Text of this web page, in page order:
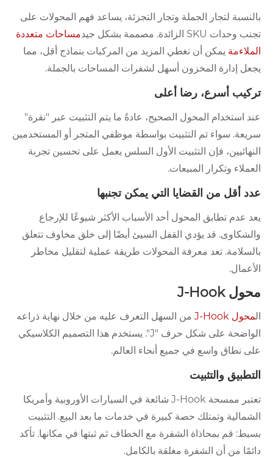
بالنسبة لتجار الجملة وتجار التجزئة، يساعد فهم المحولات على
تجنب وحدات SKU الزائدة. مصممة بشكل جيد
مساحات متعددة
الملاءمة يمكن أن تغطي المزيد من المركبات بنماذج أقل، مما
يجعل إدارة المخزون أسهل لشفرات المساحات بالجملة.
تركيب أسرع، رضا أعلى
عند استخدام المحول الصحيح، عادةً ما يتم التثبيت عبر "نقرة"
سريعة. سواء تم التثبيت بواسطة موظفي المتجر أو المستخدمين
النهائيين، فإن التثبيت الأول السلس يعمل على تحسين تجربة
العملاء وتكرار المبيعات.
عدد أقل من القضايا التي يمكن تجنبها
يعد عدم تطابق المحول أحد الأسباب الأكثر شيوعًا للإرجاع
والشكاوى. قد يؤدي القفل السيئ أيضًا إلى خلق مخاوف تتعلق
بالسلامة. تعد معرفة المحولات طريقة عملية لتقليل مخاطر
الأعمال.
محول J-Hook
المحول J-Hook
من السهل التعرف عليه من خلال نهاية ذراعه
الواضحة على شكل حرف "J". يستخدم هذا التصميم الكلاسيكي
على نطاق واسع في جميع أنحاء العالم.
التطبيق والتثبيت
تعتبر ممسحة J-Hook شائعة في السيارات الأوروبية وأمريكا
الشمالية وتمتلك حصة كبيرة في خدمات ما بعد البيع. التثبيت
بسيط: قم بمحاذاة الشفرة مع الخطاف ثم ثبتها في مكانها. تأكد
دائمًا من أن الشفرة مغلقة بالكامل.